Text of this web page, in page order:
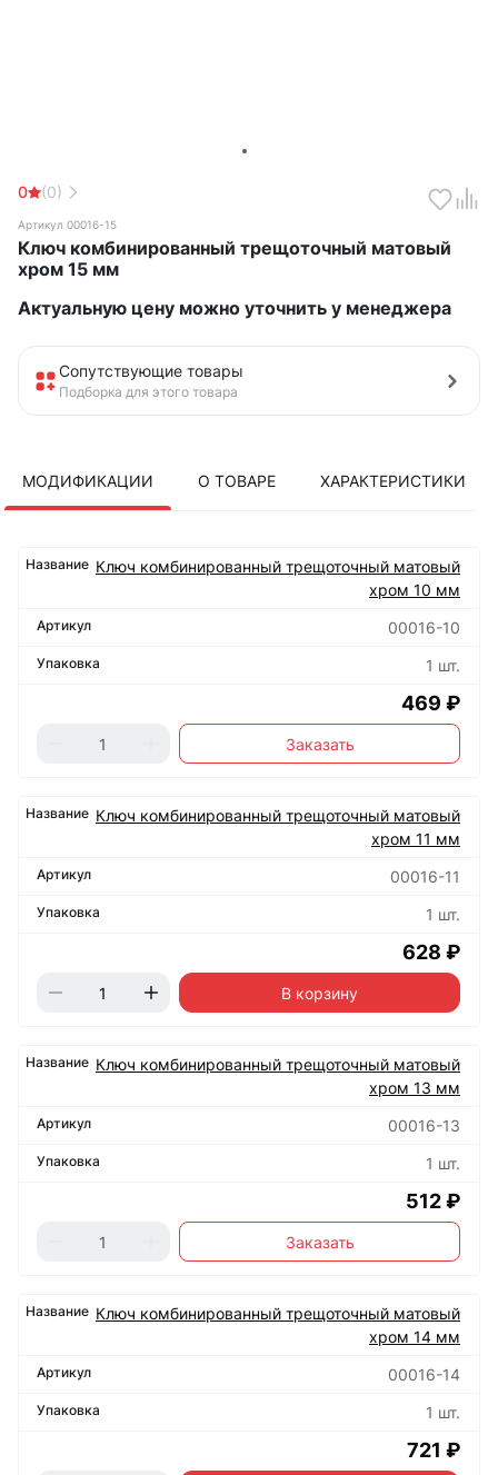
0 (0)
Артикул 00016-15
Ключ комбинированный трещоточный матовый
хром 15 мм
Актуальную цену можно уточнить у менеджера
Сопутствующие товары
Подборка для этого товара
МОДИФИКАЦИИ О ТОВАРЕ ХАРАКТЕРИСТИКИ
Ключ комбинированный трещоточный матовый
хром 10 мм
00016-10
1 шт.
469 ₽
Заказать
Ключ комбинированный трещоточный матовый
хром 11 мм
00016-11
1 шт.
628 ₽
В корзину
Ключ комбинированный трещоточный матовый
хром 13 мм
00016-13
1 шт.
512 ₽
Заказать
Ключ комбинированный трещоточный матовый
хром 14 мм
00016-14
1 шт.
721 ₽